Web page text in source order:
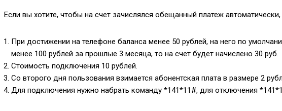
Если вы хотите, чтобы на счет зачислялся обещанный платеж
При достижении на телефоне баланса менее 50 рублей, на него по
менее 100 рублей за прошлые 3 месяца, то на счет будет начислено 30 руб.
Стоимость подключения 10 рублей.
Со второго дня пользования взимается абонентская плата в размере 2
Для подключения нужно набрать команду *141*11#, для отключения